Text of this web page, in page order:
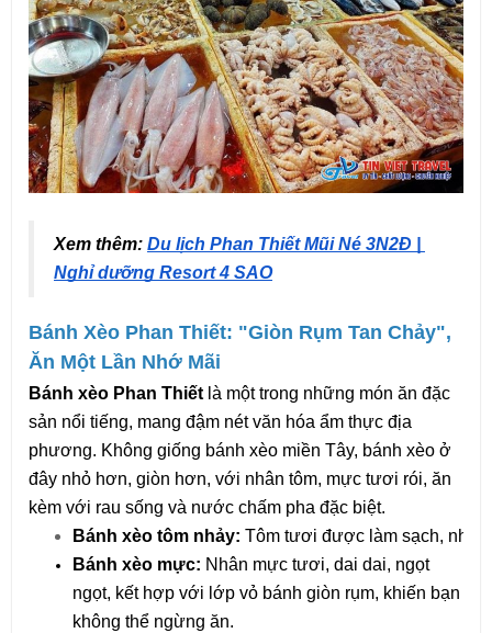
Xem thêm: Du lịch Phan Thiết Mũi Né 3N2Đ |
Nghỉ dưỡng Resort 4 SAO
Bánh Xèo Phan Thiết: "Giòn Rụm Tan Chảy",
Ăn Một Lần Nhớ Mãi
Bánh xèo Phan Thiết là một trong những món ăn đặc
sản nổi tiếng, mang đậm nét văn hóa ẩm thực địa
phương. Không giống bánh xèo miền Tây, bánh xèo ở
đây nhỏ hơn, giòn hơn, với nhân tôm, mực tươi rói, ăn
kèm với rau sống và nước chấm pha đặc biệt.
Bánh xèo tôm nhảy: Tôm tươi được làm sạch, nhảy
Bánh xèo mực: Nhân mực tươi, dai dai, ngọt
ngọt, kết hợp với lớp vỏ bánh giòn rụm, khiến bạn
không thể ngừng ăn.